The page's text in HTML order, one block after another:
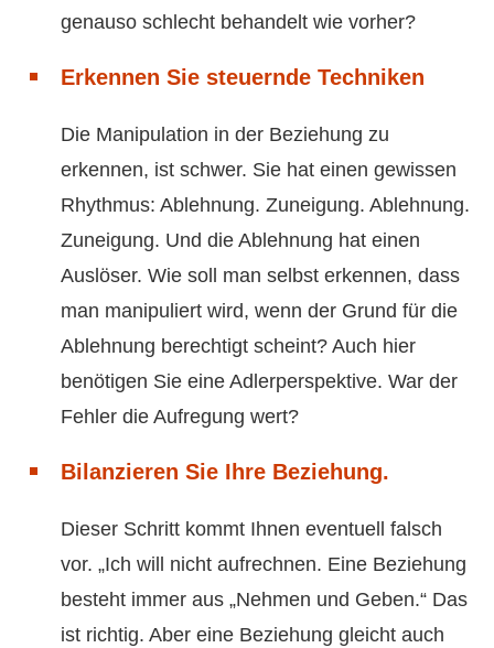
genauso schlecht behandelt wie vorher?
Erkennen Sie steuernde Techniken
Die Manipulation in der Beziehung zu
erkennen, ist schwer. Sie hat einen gewissen
Rhythmus: Ablehnung. Zuneigung. Ablehnung.
Zuneigung. Und die Ablehnung hat einen
Auslöser. Wie soll man selbst erkennen, dass
man manipuliert wird, wenn der Grund für die
Ablehnung berechtigt scheint? Auch hier
benötigen Sie eine Adlerperspektive. War der
Fehler die Aufregung wert?
Bilanzieren Sie Ihre Beziehung.
Dieser Schritt kommt Ihnen eventuell falsch
vor. „Ich will nicht aufrechnen. Eine Beziehung
besteht immer aus „Nehmen und Geben.“ Das
ist richtig. Aber eine Beziehung gleicht auch